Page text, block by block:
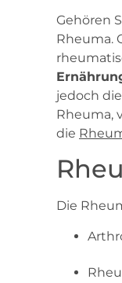
Gehören
Rheuma.
jedoch
Rheuma,
die
Die